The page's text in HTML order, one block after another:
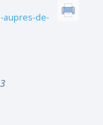
aupres-de-